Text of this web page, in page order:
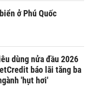
ở Phú Quốc
dùng nửa đầu 2026
báo lãi tăng ba
'hụt hơi'